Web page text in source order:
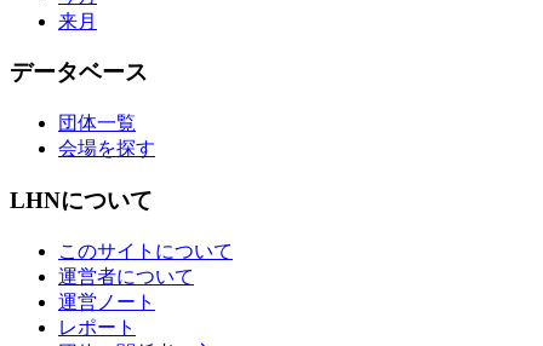
来月
データベース
団体一覧
会場を探す
LHNについて
このサイトについて
運営者について
運営ノート
レポート